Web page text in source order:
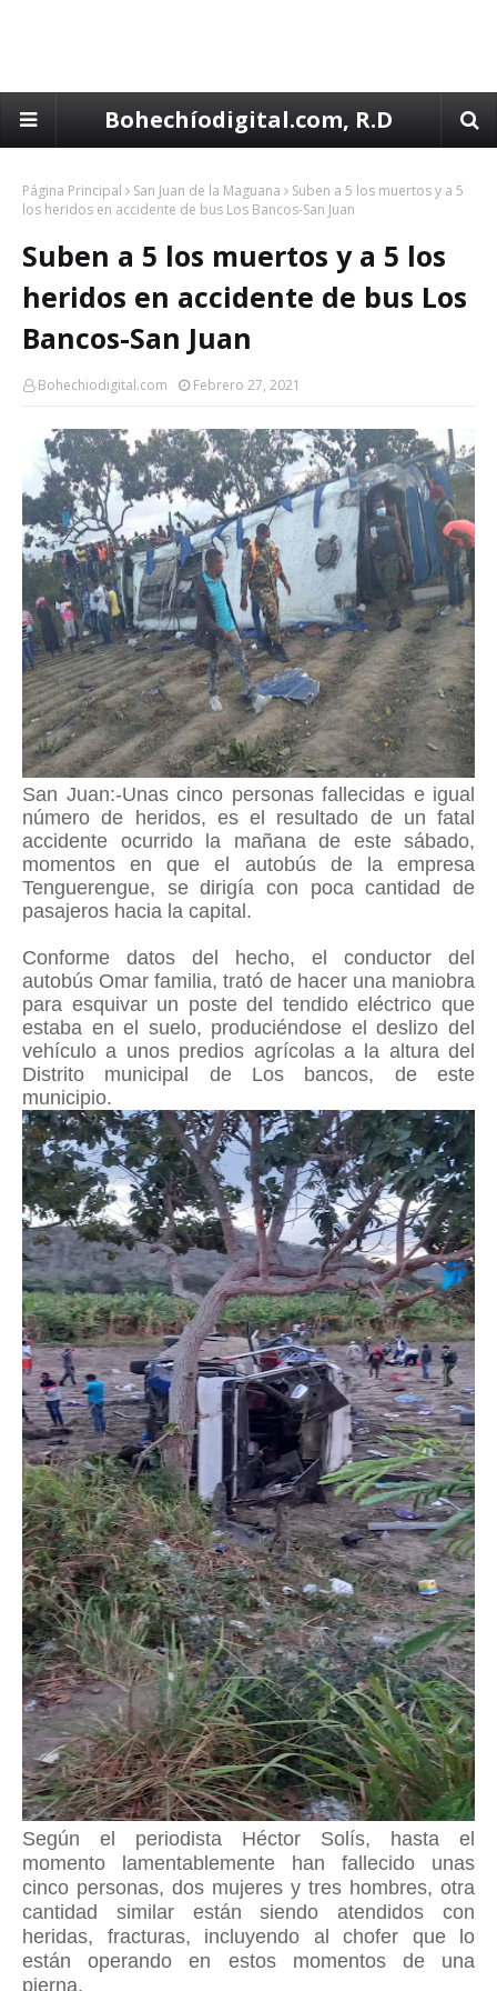
Bohechíodigital.com, R.D
Página Principal San Juan de la Maguana
Suben a 5 los muertos y a 5
los heridos en accidente de bus Los Bancos-San Juan
Suben a 5 los muertos y a 5 los
heridos en accidente de bus Los
Bancos-San Juan
Bohechiodigital.com Febrero 27, 2021
San Juan:-Unas cinco personas fallecidas e igual
número de heridos, es el resultado de un fatal
accidente ocurrido la mañana de este sábado,
momentos en que el autobús de la empresa
Tenguerengue, se dirigía con poca cantidad de
pasajeros hacia la capital.
Conforme datos del hecho, el conductor del
autobús Omar familia, trató de hacer una maniobra
para esquivar un poste del tendido eléctrico que
estaba en el suelo, produciéndose el deslizo del
vehículo a unos predios agrícolas a la altura del
Distrito municipal de Los bancos, de este
municipio.
Según el periodista Héctor Solís, hasta el
momento lamentablemente han fallecido unas
cinco personas, dos mujeres y tres hombres, otra
cantidad similar están siendo atendidos con
heridas, fracturas, incluyendo al chofer que lo
están operando en estos momentos de una
pierna.